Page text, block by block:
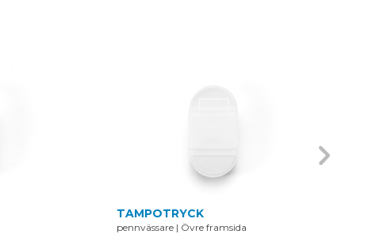
TAMPOTRYCK
pennvässare | Övre framsida